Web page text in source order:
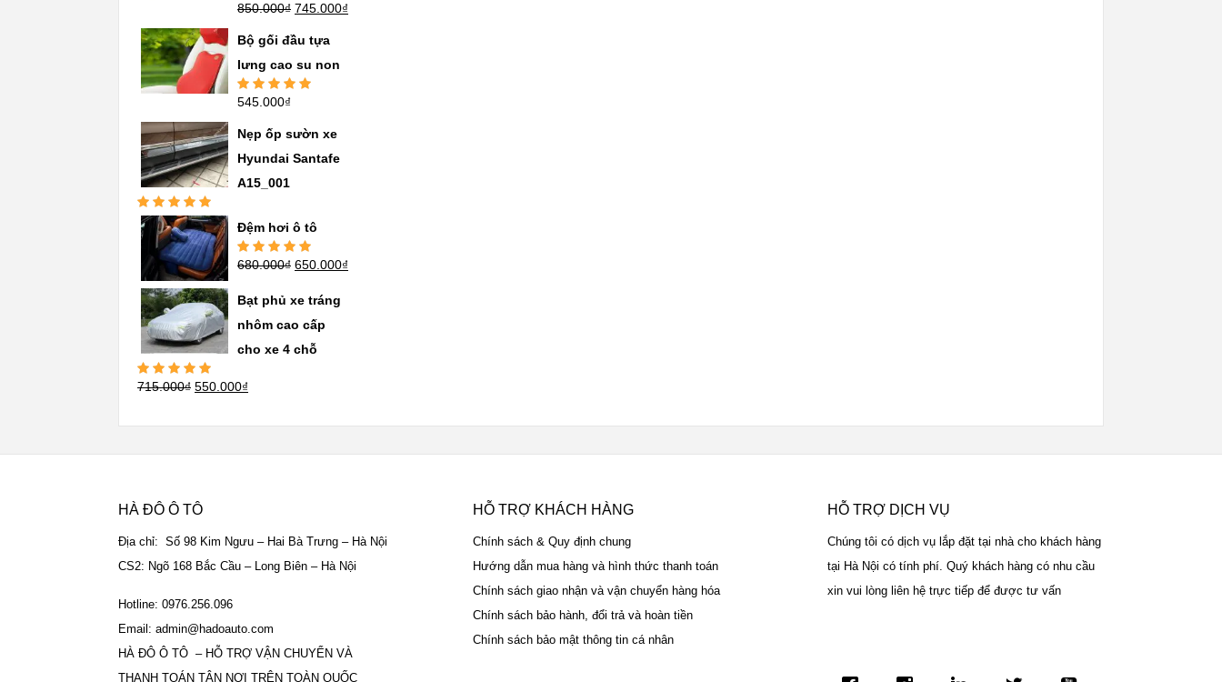
Được xếp
sao
850.000₫ 745.000₫
Bộ gối đầu tựa
lưng cao su non
Được xếp
sao
545.000₫
Nẹp ốp sườn xe
Hyundai Santafe
A15_001
Được xếp
hạng5.005
sao
Đệm hơi ô tô
Được xếp
680.000₫ 650.000₫
Bạt phủ xe tráng
nhôm cao cấp
cho xe 4 chỗ
Được xếp
715.000₫ 550.000₫
HÀ ĐÔ Ô TÔ
Địa chỉ: Số 98 Kim Ngưu – Hai Bà Trưng – Hà Nội
CS2: Ngõ 168 Bắc Cầu – Long Biên – Hà Nội
Hotline: 0976.256.096
Email: admin@hadoauto.com
HÀ ĐÔ Ô TÔ – HỖ TRỢ VẬN CHUYỂN VÀ
THANH TOÁN TẬN NƠI TRÊN TOÀN QUỐC
HỖ TRỢ KHÁCH HÀNG
Chính sách & Quy định chung
Hướng dẫn mua hàng và hình thức thanh toán
Chính sách giao nhận và vận chuyển hàng hóa
Chính sách bảo hành, đổi trả và hoàn tiền
Chính sách bảo mật thông tin cá nhân
HỖ TRỢ DỊCH VỤ
Chúng tôi có dịch vụ lắp đặt tại nhà cho khách hàng
tại Hà Nội có tính phí. Quý khách hàng có nhu cầu
xin vui lòng liên hệ trực tiếp để được tư vấn